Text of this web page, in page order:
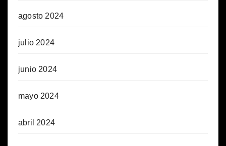
agosto 2024
julio 2024
junio 2024
mayo 2024
abril 2024